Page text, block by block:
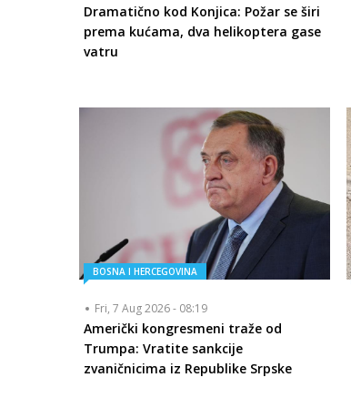
Dramatično kod Konjica: Požar se širi
prema kućama, dva helikoptera gase
vatru
BOSNA I HERCEGOVINA
Fri, 7 Aug 2026 - 08:19
Američki kongresmeni traže od
Trumpa: Vratite sankcije
zvaničnicima iz Republike Srpske